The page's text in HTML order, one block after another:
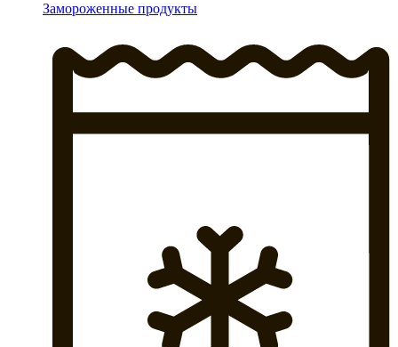
Замороженные продукты